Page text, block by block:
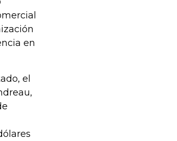
en
el